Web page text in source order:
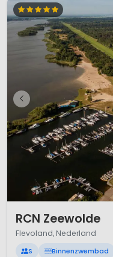
RCN Zeewolde
Flevoland, Nederland
S Binnenzwembad